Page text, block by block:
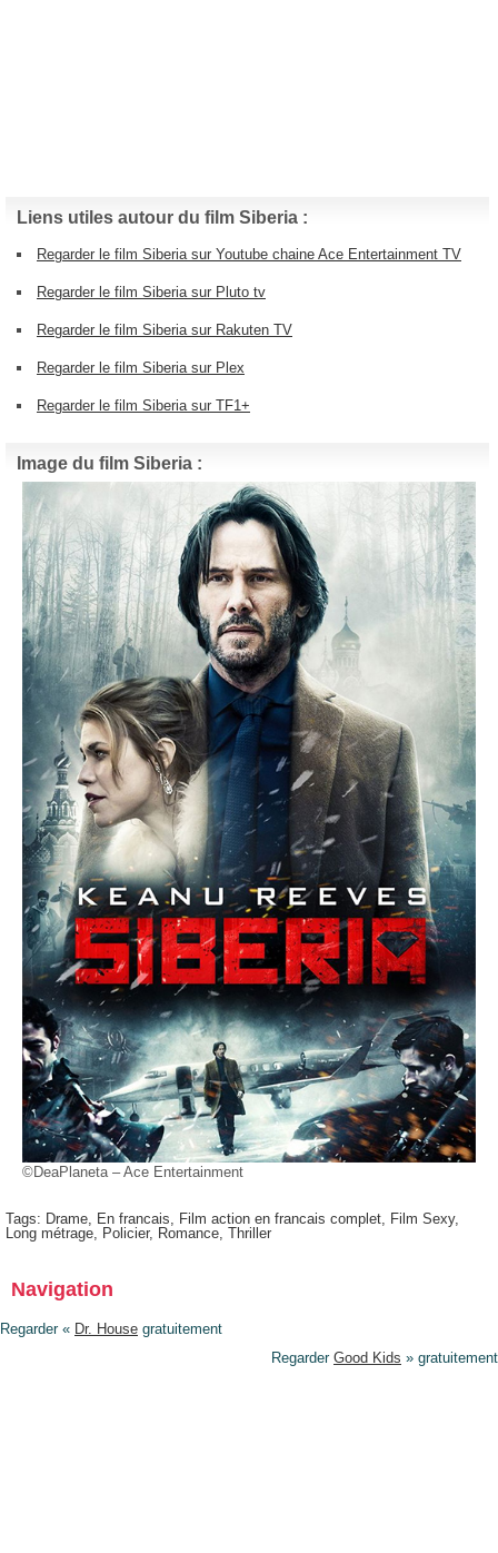
Liens utiles autour du film Siberia :
Regarder le film Siberia sur Youtube chaine Ace Entertainment TV
Regarder le film Siberia sur Pluto tv
Regarder le film Siberia sur Rakuten TV
Regarder le film Siberia sur Plex
Regarder le film Siberia sur TF1+
Image du film Siberia :
©DeaPlaneta – Ace Entertainment
Tags: Drame, En francais, Film action en francais complet, Film Sexy,
Long métrage, Policier, Romance, Thriller
Navigation
Regarder « Dr. House gratuitement
Regarder Good Kids » gratuitement